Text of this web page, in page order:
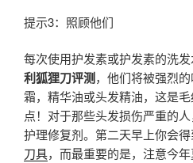
提示3：照顾他们
每次使用护发素或护发素的洗发
利狐狸刀评测，他们将被强烈
霜，精华油或头发精油，这是
点！对于那些头发损伤严重的
护理修复剂。第二天早上你会得
刀具，而最重要的是，注意今